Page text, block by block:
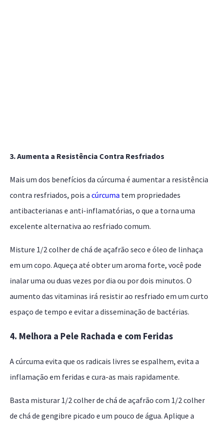
3. Aumenta a Resistência Contra Resfriados
Mais um dos benefícios da cúrcuma é aumentar a resistência
contra resfriados, pois a cúrcuma tem propriedades
antibacterianas e anti-inflamatórias, o que a torna uma
excelente alternativa ao resfriado comum.
Misture 1/2 colher de chá de açafrão seco e óleo de linhaça
em um copo. Aqueça até obter um aroma forte, você pode
inalar uma ou duas vezes por dia ou por dois minutos. O
aumento das vitaminas irá resistir ao resfriado em um curto
espaço de tempo e evitar a disseminação de bactérias.
4. Melhora a Pele Rachada e com Feridas
A cúrcuma evita que os radicais livres se espalhem, evita a
inflamação em feridas e cura-as mais rapidamente.
Basta misturar 1/2 colher de chá de açafrão com 1/2 colher
de chá de gengibre picado e um pouco de água. Aplique a